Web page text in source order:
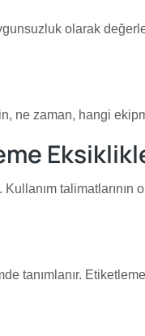
olarak
ne zaman, hangi
tanımlanır.